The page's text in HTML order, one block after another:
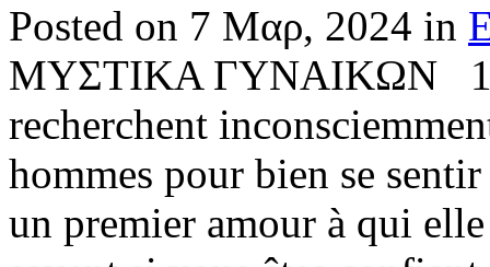
Posted on 7 Μαρ, 2024 in
ΜΥΣΤΙΚΑ ΓΥΝΑΙΚΩΝ 1.
recherchent
hommes pour bien se
un premier amour à qui